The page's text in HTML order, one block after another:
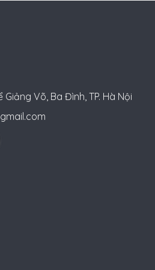
Giảng Võ, Ba Đình, TP. Hà Nội